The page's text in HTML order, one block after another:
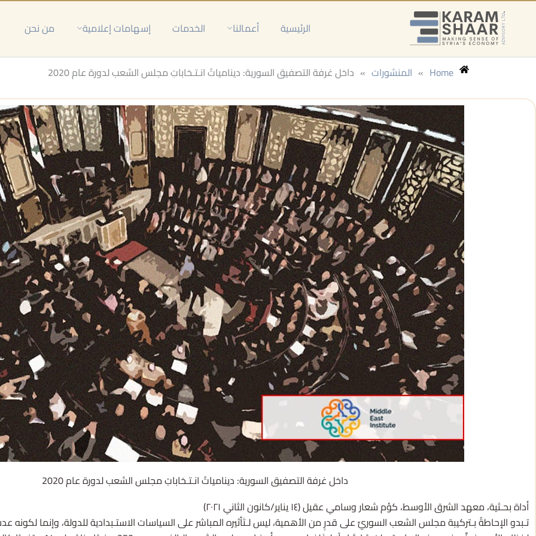
تخطي
المحتوى
الرئيسية أعمالنا الخدمات إسهامات إعلامية من نحن
Home
» المنشورات » داخل غرفة التصفيق السورية: دينامياتُ انـتـخاباتِ مجلس الشعب لدورة عام 2020
داخل غرفة التصفيق السورية: دينامياتُ انـتـخاباتِ مجلس الشعب لدورة عام 2020
أداة بحـثية، معهد الشرق الأوسط، كؤم شعار وسامي عقيل (١٤ يناير/كانون الثاني ٢٠٢١)
تـبدو الإحاطةُ بـتركيبة مجلس الشعب السوريِّ على قدرٍ من الأهمية، ليس لـتَأثيره المباشر على السياسات الاستـبدادية للدولة، وإنما